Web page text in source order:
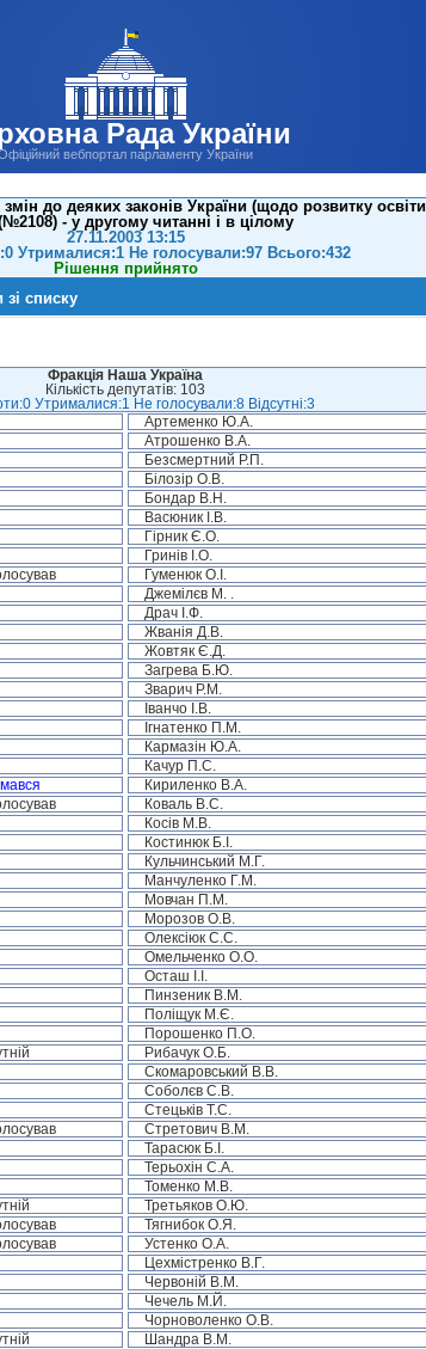
Рада України
вебпортал парламенту України
до деяких законів України (щодо розвитку
- у другому читанні і в цілому
27.11.2003 13:15
Утрималися:1 Не голосували:97 Всього:432
Рішення прийнято
списку
Фракція Наша Україна
Кількість депутатів: 103
Утрималися:1 Не голосували:8 Відсутні:3
Артеменко Ю.А.
Атрошенко В.А.
Безсмертний Р.П.
Білозір О.В.
Бондар В.Н.
Васюник І.В.
Гірник Є.О.
Гринів І.О.
Гуменюк О.І.
Джемілєв М. .
Драч І.Ф.
Жванія Д.В.
Жовтяк Є.Д.
Загрева Б.Ю.
Зварич Р.М.
Іванчо І.В.
Ігнатенко П.М.
Кармазін Ю.А.
Качур П.С.
Кириленко В.А.
Коваль В.С.
Косів М.В.
Костинюк Б.І.
Кульчинський М.Г.
Манчуленко Г.М.
Мовчан П.М.
Морозов О.В.
Олексіюк С.С.
Омельченко О.О.
Осташ І.І.
Пинзеник В.М.
Поліщук М.Є.
Порошенко П.О.
Рибачук О.Б.
Скомаровський В.В.
Соболєв С.В.
Стецьків Т.С.
Стретович В.М.
Тарасюк Б.І.
Терьохін С.А.
Томенко М.В.
Третьяков О.Ю.
Тягнибок О.Я.
Устенко О.А.
Цехмістренко В.Г.
Червоній В.М.
Чечель М.Й.
Чорноволенко О.В.
Шандра В.М.